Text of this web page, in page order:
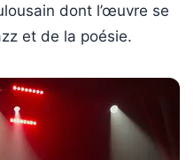
dont l’œuvre se
et de la poésie.